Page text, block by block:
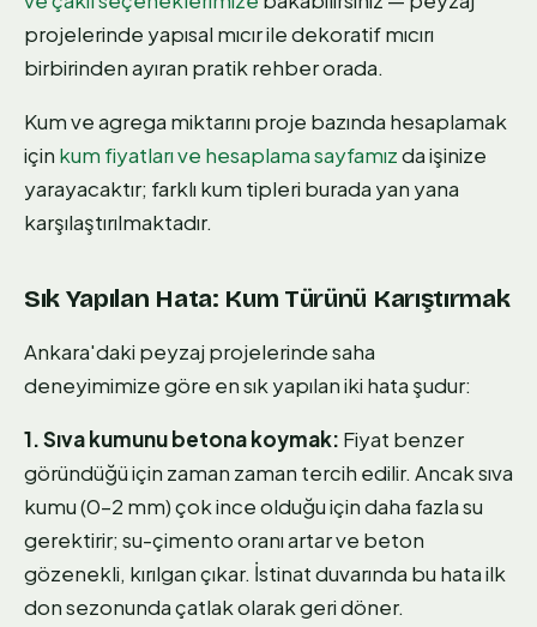
projelerinde yapısal mıcır ile dekoratif mıcırı
birbirinden ayıran pratik rehber orada.
Kum ve agrega miktarını proje bazında hesaplamak
için kum fiyatları ve hesaplama sayfamızda işinize
yarayacaktır; farklı kum tipleri burada yan yana
karşılaştırılmaktadır.
Sık Yapılan Hata: Kum Türünü Karıştırmak
Ankara'daki peyzaj projelerinde saha
deneyimimize göre en sık yapılan iki hata şudur:
1. Sıva kumunu betona koymak: Fiyat benzer
göründüğü için zaman zaman tercih edilir. Ancak sıva
kumu (0–2 mm) çok ince olduğu için daha fazla su
gerektirir; su-çimento oranı artar ve beton
gözenekli, kırılgan çıkar. İstinat duvarında bu hata ilk
don sezonunda çatlak olarak geri döner.